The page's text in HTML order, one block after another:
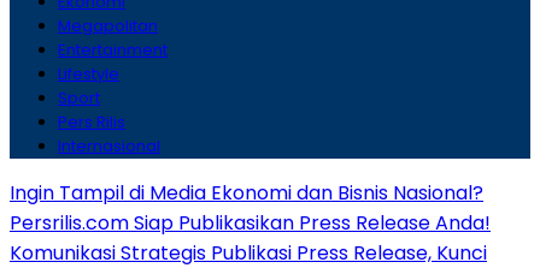
Megapolitan
Entertainment
Lifestyle
Sport
Pers Rilis
Internasional
Ingin Tampil di Media Ekonomi dan Bisnis Nasional?
Persrilis.com Siap Publikasikan Press Release Anda!
Komunikasi Strategis Publikasi Press Release, Kunci